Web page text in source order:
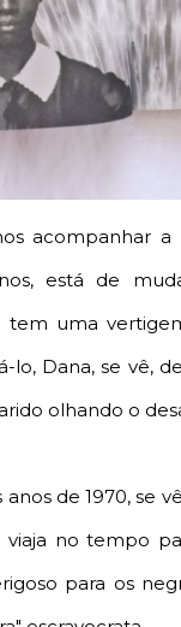
acompanhar a
está de
tem uma
lo, Dana, se vê,
olhando o
de 1970, se
no tempo
para os